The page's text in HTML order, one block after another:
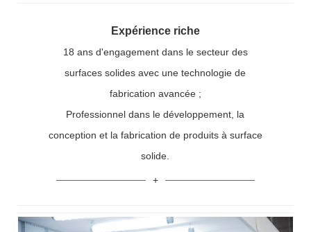
Expérience riche
18 ans d'engagement dans le secteur des
surfaces solides avec une technologie de
fabrication avancée ;
Professionnel dans le développement, la
conception et la fabrication de produits à surface
solide.